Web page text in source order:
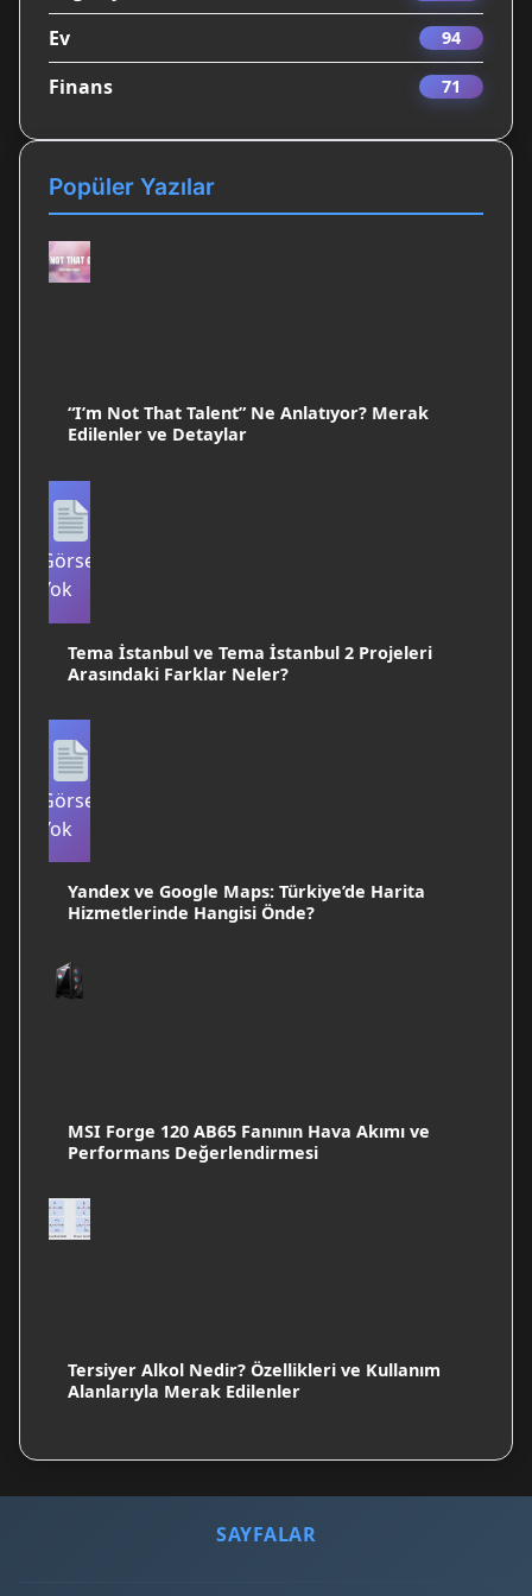
Ev 94
Finans 71
Popüler Yazılar
“I’m Not That Talent” Ne Anlatıyor? Merak
Edilenler ve Detaylar
Görsel
Yok
Tema İstanbul ve Tema İstanbul 2 Projeleri
Arasındaki Farklar Neler?
Görsel
Yok
Yandex ve Google Maps: Türkiye’de Harita
Hizmetlerinde Hangisi Önde?
MSI Forge 120 AB65 Fanının Hava Akımı ve
Performans Değerlendirmesi
Tersiyer Alkol Nedir? Özellikleri ve Kullanım
Alanlarıyla Merak Edilenler
SAYFALAR